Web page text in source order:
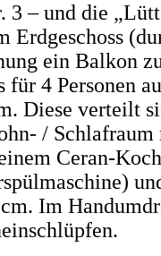
3 – und die
Erdgeschoss
ein Balkon
4 Personen
Diese verteilt
/
Ceran-
Im